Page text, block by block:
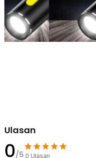
1 x TaffLED Senter LED
1 x Lanyard
Ulasan
0/5 0 Ulasan